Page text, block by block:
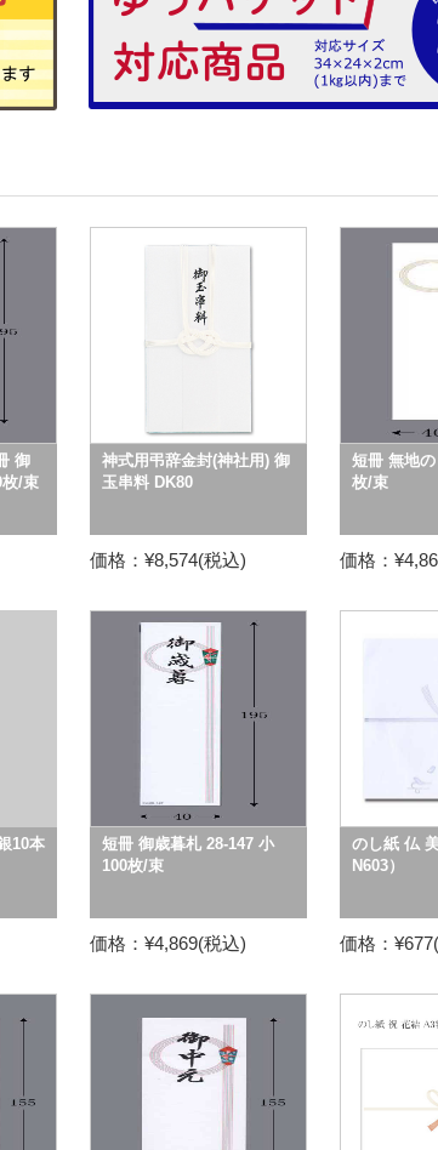
御
/束
神式用弔辞金封(神社用) 御
玉串料 DK80
価格：¥8,574(税込)
短冊 無地
枚/束
価格：
10本
短冊 御歳暮札 28-147 小
100枚/束
価格：¥4,869(税込)
のし紙 仏
N603）
価格：